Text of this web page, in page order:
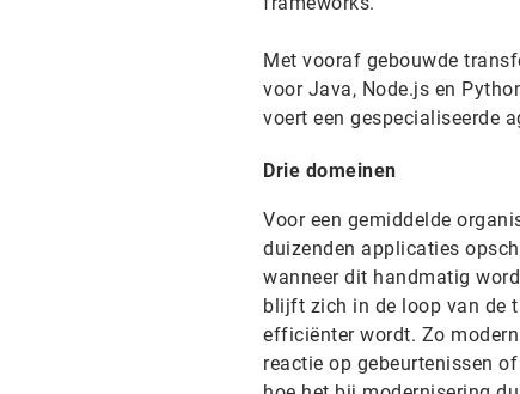
Met vooraf gebouwde
voor Java, Node.js en
voert een gespecialiseerde
Drie domeinen
Voor een gemiddelde
duizenden applicaties
wanneer dit handmatig
blijft zich in de loop van de
efficiënter wordt. Zo
reactie op gebeurtenissen